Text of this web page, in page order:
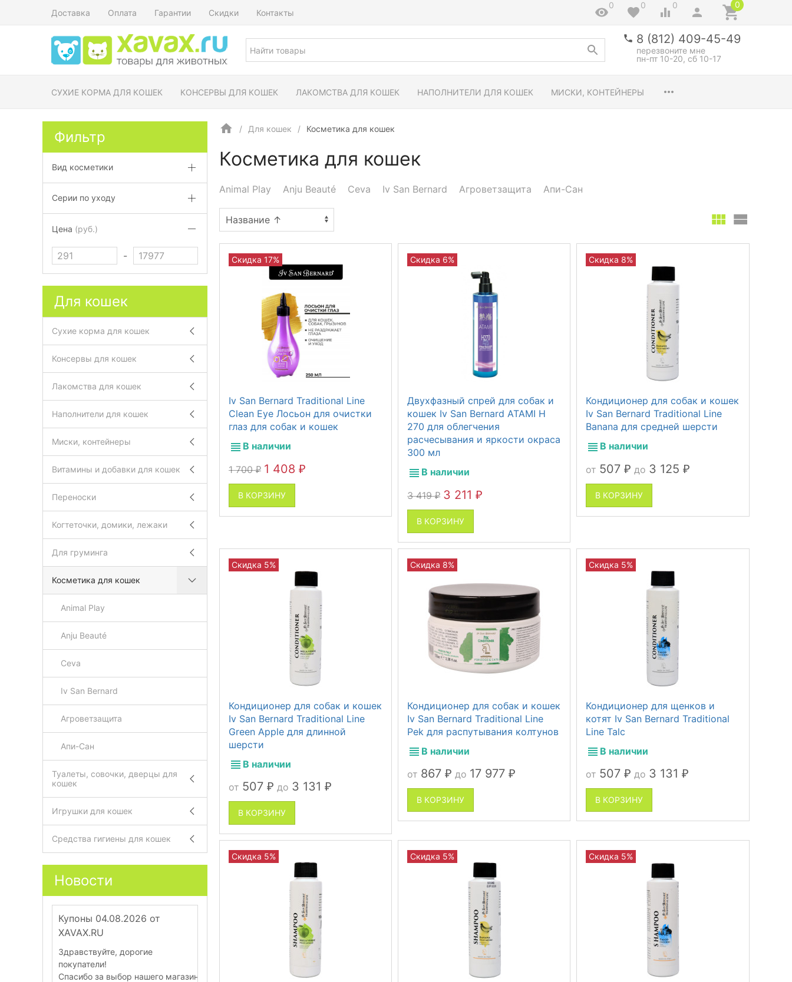
Доставка Оплата Гарантии Скидки Контакты
0 0 0 0
8 (812) 409-45-49
перезвоните мне
пн-пт 10-20, сб 10-17
СУХИЕ КОРМА ДЛЯ КОШЕК КОНСЕРВЫ ДЛЯ КОШЕК ЛАКОМСТВА ДЛЯ КОШЕК НАПОЛНИТЕЛИ ДЛЯ КОШЕК МИСКИ, КОНТЕЙНЕРЫ
Для кошек Косметика для кошек
Косметика для кошек
Animal Play Anju Beauté Ceva Iv San Bernard Агроветзащита Апи-Сан
Iv San Bernard Traditional Line
Clean Eye Лосьон для очистки
глаз для собак и кошек
В наличии
1 700₽ 1 408 ₽
В КОРЗИНУ
Скидка 17%
Двухфазный спрей для собак и
кошек Iv San Bernard ATAMI Н
270 для облегчения
расчесывания и яркости окраса
300 мл
В наличии
3 419₽ 3 211₽
В КОРЗИНУ
Скидка 6%
Кондиционер для собак и кошек
Iv San Bernard Traditional Line
Banana для средней шерсти
В наличии
от 507₽ до 3 125₽
В КОРЗИНУ
Скидка 8%
Кондиционер для собак и кошек
Iv San Bernard Traditional Line
Green Apple для длинной
шерсти
В наличии
от 507 ₽ до 3 131 ₽
В КОРЗИНУ
Скидка 5%
Кондиционер для собак и кошек
Iv San Bernard Traditional Line
Pek для распутывания колтунов
В наличии
от 867₽ до 17 977₽
В КОРЗИНУ
Скидка 8%
Кондиционер для щенков и
котят Iv San Bernard Traditional
Line Talc
В наличии
от 507₽ до 3 131₽
В КОРЗИНУ
Скидка 5%
Скидка 5% Скидка 5% Скидка 5%
Фильтр
Вид косметики
Серии по уходу
Цена (руб.)
-
Для кошек
Сухие корма для кошек
Консервы для кошек
Лакомства для кошек
Наполнители для кошек
Миски, контейнеры
Витамины и добавки для кошек
Переноски
Когтеточки, домики, лежаки
Для груминга
Косметика для кошек
Animal Play
Anju Beauté
Ceva
Iv San Bernard
Агроветзащита
Апи-Сан
Туалеты, совочки, дверцы для
кошек
Игрушки для кошек
Средства гигиены для кошек
Новости
Купоны 04.08.2026 от
XAVAX.RU
Здравствуйте, дорогие
покупатели!
Спасибо за выбор нашего магазина.
Купоны 28.07.2026 от
Здравствуйте, дорогие
Спасибо за выбор нашего магазина.
Спасибо за выбор нашего магазина.